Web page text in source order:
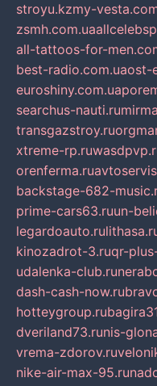
stroyu.kzmy-
zsmh.com.ua
all-tattoos-for-
best-radio.com.uaost-
euroshiny.com.ua
searchus-nauti.ru
transgazstroy.ru
xtreme-rp.ru
orenferma.ru
backstage-682-
prime-cars63.ruun-
legardoauto.ru
kinozadrot-3.ruqr-
udalenka-club.ru
dash-cash-now.ru
hotteygroup.ru
dveriland73.runis-
vrema-zdorov.ru
nike-air-max-95.ru